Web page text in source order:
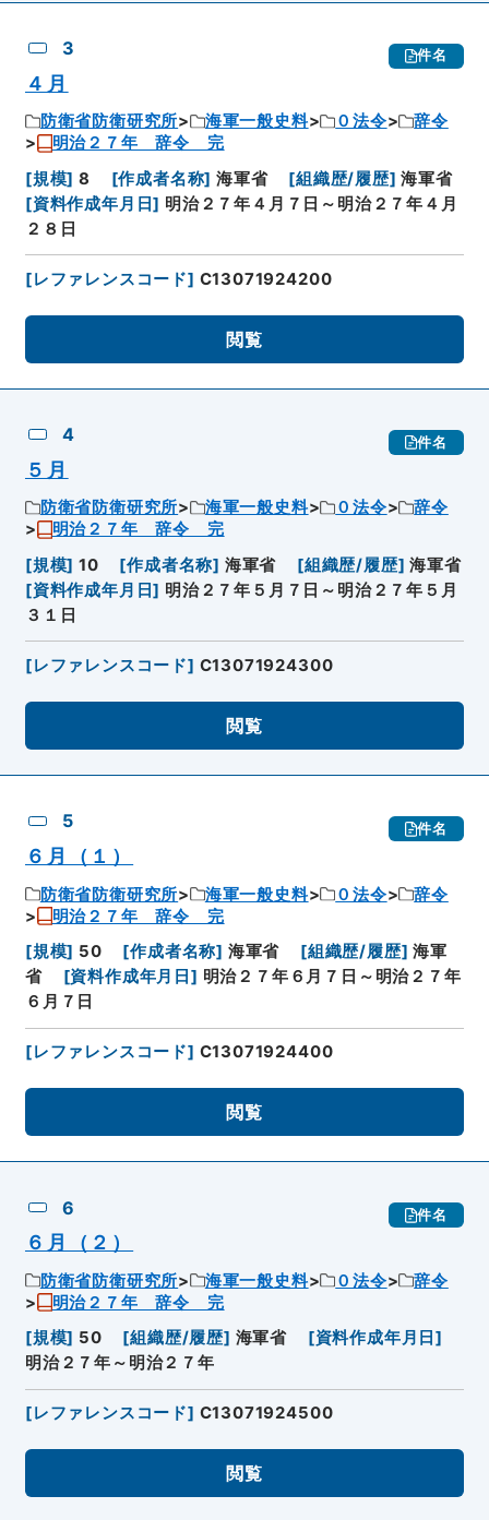
3 件名
４月
防衛省防衛研究所 海軍一般史料 ０法令
辞令
明治２７年 辞令 完
[規模] 8 [作成者名称] 海軍省 [組織歴/履歴] 海軍省
[資料作成年月日] 明治２７年４月７日～明治２７年４月
２８日
[レファレンスコード] C13071924200
閲覧
4 件名
５月
防衛省防衛研究所 海軍一般史料 ０法令
辞令
明治２７年 辞令 完
[規模] 10 [作成者名称] 海軍省 [組織歴/履歴] 海軍省
[資料作成年月日] 明治２７年５月７日～明治２７年５月
３１日
[レファレンスコード] C13071924300
閲覧
5 件名
６月（１）
防衛省防衛研究所 海軍一般史料 ０法令
辞令
明治２７年 辞令 完
[規模] 50 [作成者名称] 海軍省 [組織歴/履歴] 海軍
省
[資料作成年月日 ] 明治２７年６月７日～明治２７年
６月７日
[レファレンスコード] C13071924400
閲覧
6 件名
６月（２）
防衛省防衛研究所 海軍一般史料 ０法令
辞令
明治２７年 辞令 完
[規模] 50 [組織歴/履歴] 海軍省 [資料作成年月日]
明治２７年～明治２７年
[レファレンスコード] C13071924500
閲覧